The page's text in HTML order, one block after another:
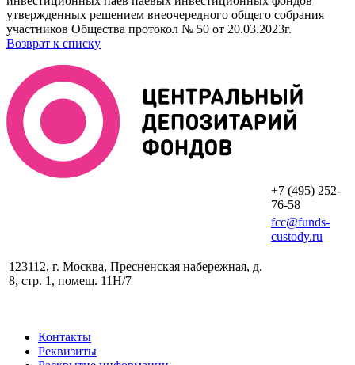
утвержденных решением внеочередного общего собрания
участников Общества протокол № 50 от 20.03.2023г.
Возврат к списку
+7 (495) 252-
76-58
fcc@funds-
custody.ru
123112, г. Москва, Пресненская набережная, д.
8, стр. 1, помещ. 11H/7
Контакты
Реквизиты